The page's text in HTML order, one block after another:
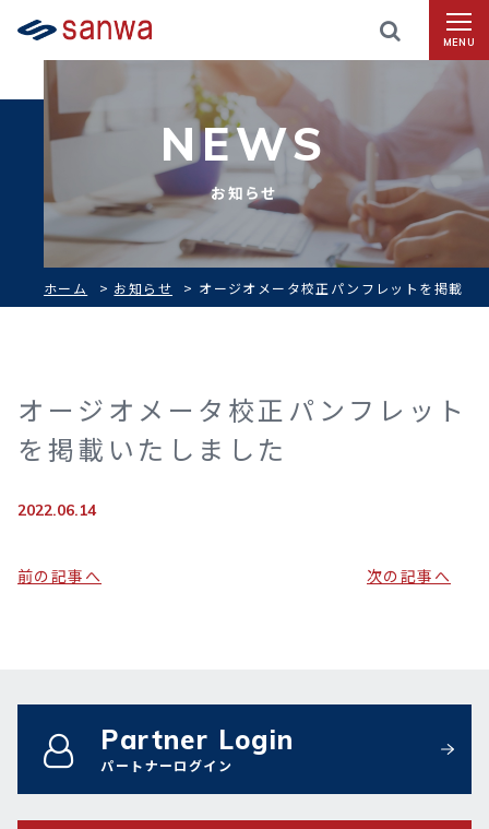
MENU
NEWS
お知らせ
ホーム > お知らせ > オージオメータ校正パンフレットを掲載
オージオメータ校正パンフレット
を掲載いたしました
2022.06.14
前の記事へ 次の記事へ
Partner Login
パートナーログイン